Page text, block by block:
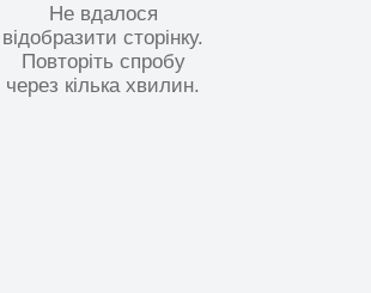
Не вдалося
відобразити сторінку.
Повторіть спробу
через кілька хвилин.